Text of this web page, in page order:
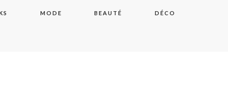
MODE BEAUTÉ DÉCO